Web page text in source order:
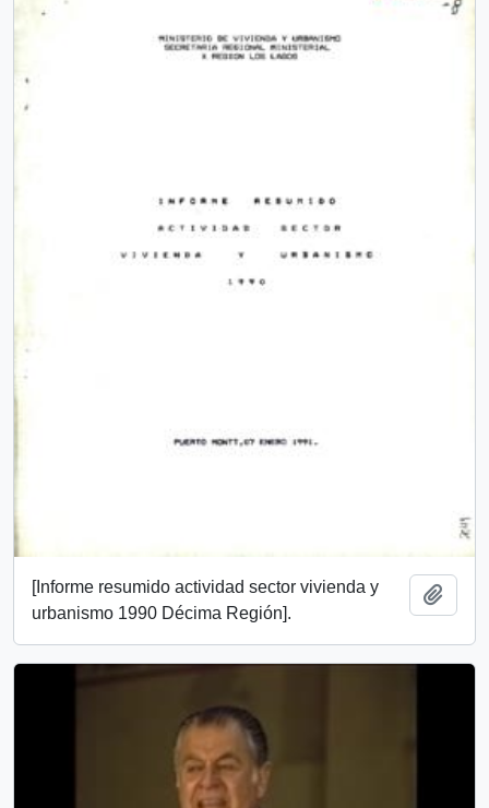
[Informe resumido actividad sector vivienda y
urbanismo 1990 Décima Región].